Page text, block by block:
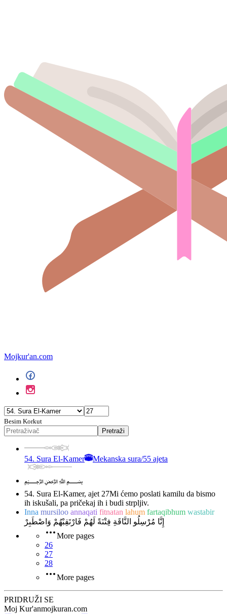
Mojkur'an.com
Besim Korkut
Pretraži
54. Sura El-Kamer Mekanska sura/55 ajeta
﷽
54. Sura El-Kamer, ajet 27Mi ćemo poslati kamilu da bismo
ih iskušali, pa pričekaj ih i budi strpljiv.
Inna mursiloo annaqati fitnatan lahum fartaqibhum wastabir
إِنَّا مُرْسِلُو النَّاقَةِ فِتْنَةً لَهُمْ فَارْتَقِبْهُمْ وَاصْطَبِرْ
More pages
26
27
28
More pages
PRIDRUŽI SE
Moj Kur'anmojkuran.com